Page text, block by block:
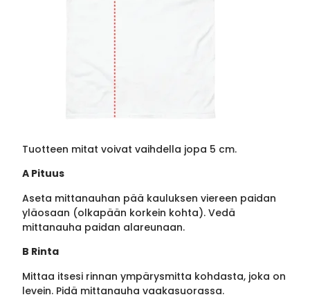
Tuotteen mitat voivat vaihdella jopa 5 cm.
A Pituus
Aseta mittanauhan pää kauluksen viereen paidan
yläosaan (olkapään korkein kohta). Vedä
mittanauha paidan alareunaan.
B Rinta
Mittaa itsesi rinnan ympärysmitta kohdasta, joka on
levein. Pidä mittanauha vaakasuorassa.